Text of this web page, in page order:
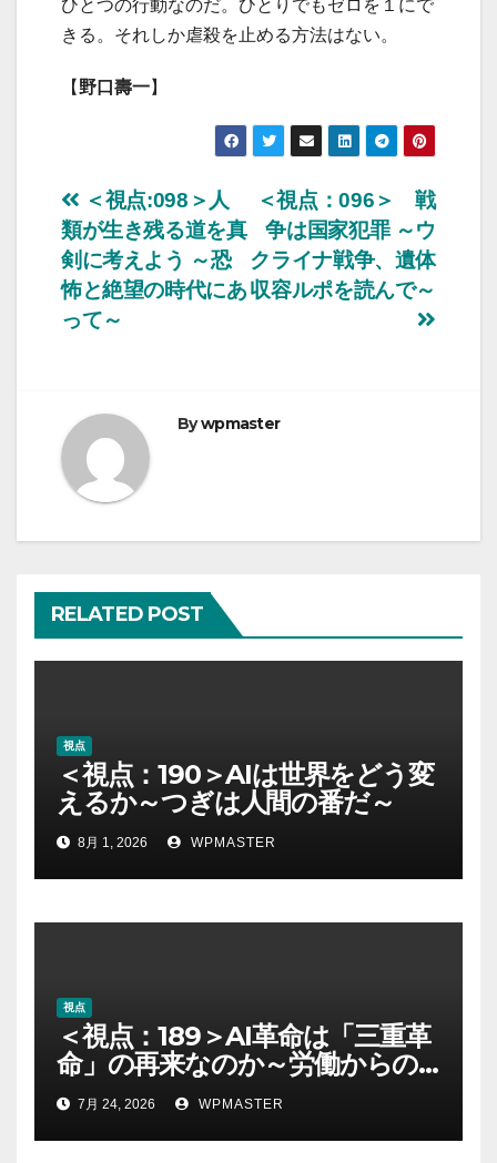
ひとつの行動なのだ。ひとりでもゼロを１にで
きる。それしか虐殺を止める方法はない。
【 野口壽一】
投
稿
ナ
ビ
ー
シ
＜視点：096＞ 戦
争は国家犯罪 ～ウ
クライナ戦争、遺体
収容ルポを読んで～
＜視点:098＞人
類が生き残る道を真
剣に考えよう ～恐
怖と絶望の時代にあ
って～
Bywpmaster
RELATED POST
視点
＜視点：190＞AIは世界をどう変
えるか～つぎは人間の番だ～
8月 1, 2026 WPMASTER
視点
＜視点：189＞AI革命は「三重革
命」の再来なのか～労働からの
解放とAI時代の進歩を考える～
7月 24, 2026 WPMASTER